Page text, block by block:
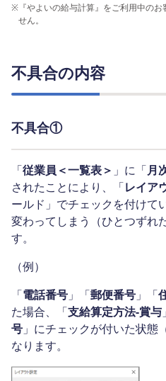
※ 『やよいの給与計算』をご利用中の
せん。
不具合の内容
不具合①
「従業員＜一覧表＞ 」に「月
されたことにより、「レイア
ールド」でチェックを付けて
変わってしまう（ひとつずれ
す。
（例）
「電話番号 」「郵便番号 」「
た場合、「支給算定方法-賞与
号 」にチェックが付いた状態
なります。